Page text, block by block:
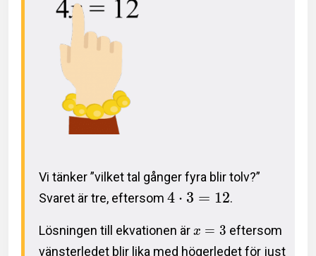
Vi tänker ”vilket tal gånger fyra blir tolv?”
Svaret är tre, eftersom 4 ⋅ 3 = 12.
Lösningen till ekvationen är x = 3 eftersom
vänsterledet blir lika med högerledet för just